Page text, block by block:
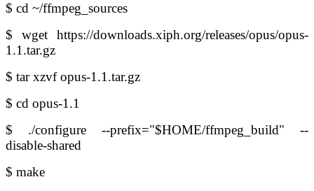
$ cd ~/ffmpeg_sources
$ wget https://downloads.xiph.org/releases/opus/opus-
1.1.tar.gz
$ tar xzvf opus-1.1.tar.gz
$ cd opus-1.1
$ ./configure --prefix="$HOME/ffmpeg_build" --
disable-shared
$ make